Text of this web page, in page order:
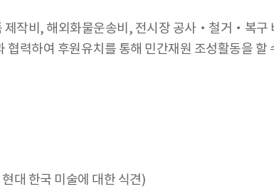
작비, 해외화물운송비, 전시장 공사‧철거‧복구
력하여 후원유치를 통해 민간재원 조성활동을 할
대 한국 미술에 대한 식견)